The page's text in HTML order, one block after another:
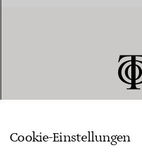
KUNDENSERVICE
Cookie-Einstellungen